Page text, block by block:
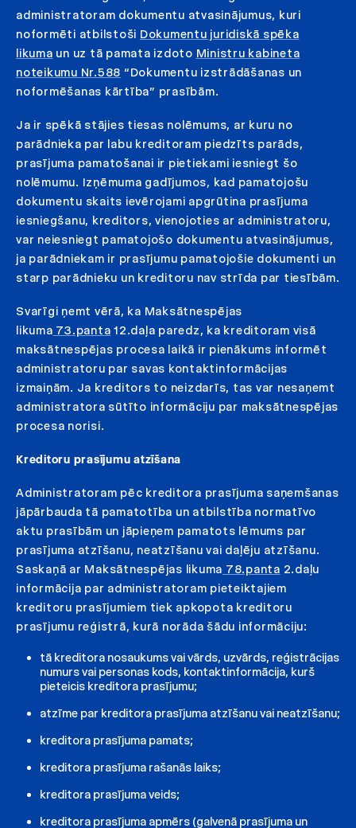
administratoram dokumentu atvasinājumus, kuri
noformēti atbilstoši Dokumentu juridiskā spēka
likuma un uz tā pamata izdoto Ministru kabineta
noteikumu Nr.588 “Dokumentu izstrādāšanas un
noformēšanas kārtība” prasībām.
Ja ir spēkā stājies tiesas nolēmums, ar kuru no
parādnieka par labu kreditoram piedzīts parāds,
prasījuma pamatošanai ir pietiekami iesniegt šo
nolēmumu. Izņēmuma gadījumos, kad pamatojošu
dokumentu skaits ievērojami apgrūtina prasījuma
iesniegšanu, kreditors, vienojoties ar administratoru,
var neiesniegt pamatojošo dokumentu atvasinājumus,
ja parādniekam ir prasījumu pamatojošie dokumenti un
starp parādnieku un kreditoru nav strīda par tiesībām.
Svarīgi ņemt vērā, ka Maksātnespējas
likuma 73.panta 12.daļa paredz, ka kreditoram visā
maksātnespējas procesa laikā ir pienākums informēt
administratoru par savas kontaktinformācijas
izmaiņām. Ja kreditors to neizdarīs, tas var nesaņemt
administratora sūtīto informāciju par maksātnespējas
procesa norisi.
Kreditoru prasījumu atzīšana
Administratoram pēc kreditora prasījuma saņemšanas
jāpārbauda tā pamatotība un atbilstība normatīvo
aktu prasībām un jāpieņem pamatots lēmums par
prasījuma atzīšanu, neatzīšanu vai daļēju atzīšanu.
Saskaņā ar Maksātnespējas likuma 78.panta 2.daļu
informācija par administratoram pieteiktajiem
kreditoru prasījumiem tiek apkopota kreditoru
prasījumu reģistrā, kurā norāda šādu informāciju:
tā kreditora nosaukums vai vārds, uzvārds, reģistrācijas
numurs vai personas kods, kontaktinformācija, kurš
pieteicis kreditora prasījumu;
atzīme par kreditora prasījuma atzīšanu vai neatzīšanu;
kreditora prasījuma pamats;
kreditora prasījuma rašanās laiks;
kreditora prasījuma veids;
kreditora prasījuma apmērs (galvenā prasījuma un